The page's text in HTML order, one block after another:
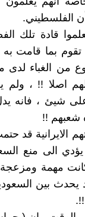
الفلسطيني.
قادة تلك
تقوم بما قامت
الغباء لدى
اصلا !! ، ولم
شيئ ، فانه
شعبهم !!
الايرانية قد
الى منع
مهمة ومزعجة
بين